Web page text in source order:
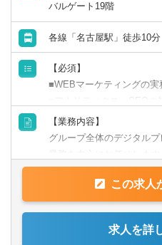
バルゲート19階
各線「名古屋駅」徒歩10分
【必須】
■WEBマーケティングの実
【業務内容】
グループ全体のデジタル
■自社サイトの運用・改善
コーポレートサイトやサ
この求人
求人を詳